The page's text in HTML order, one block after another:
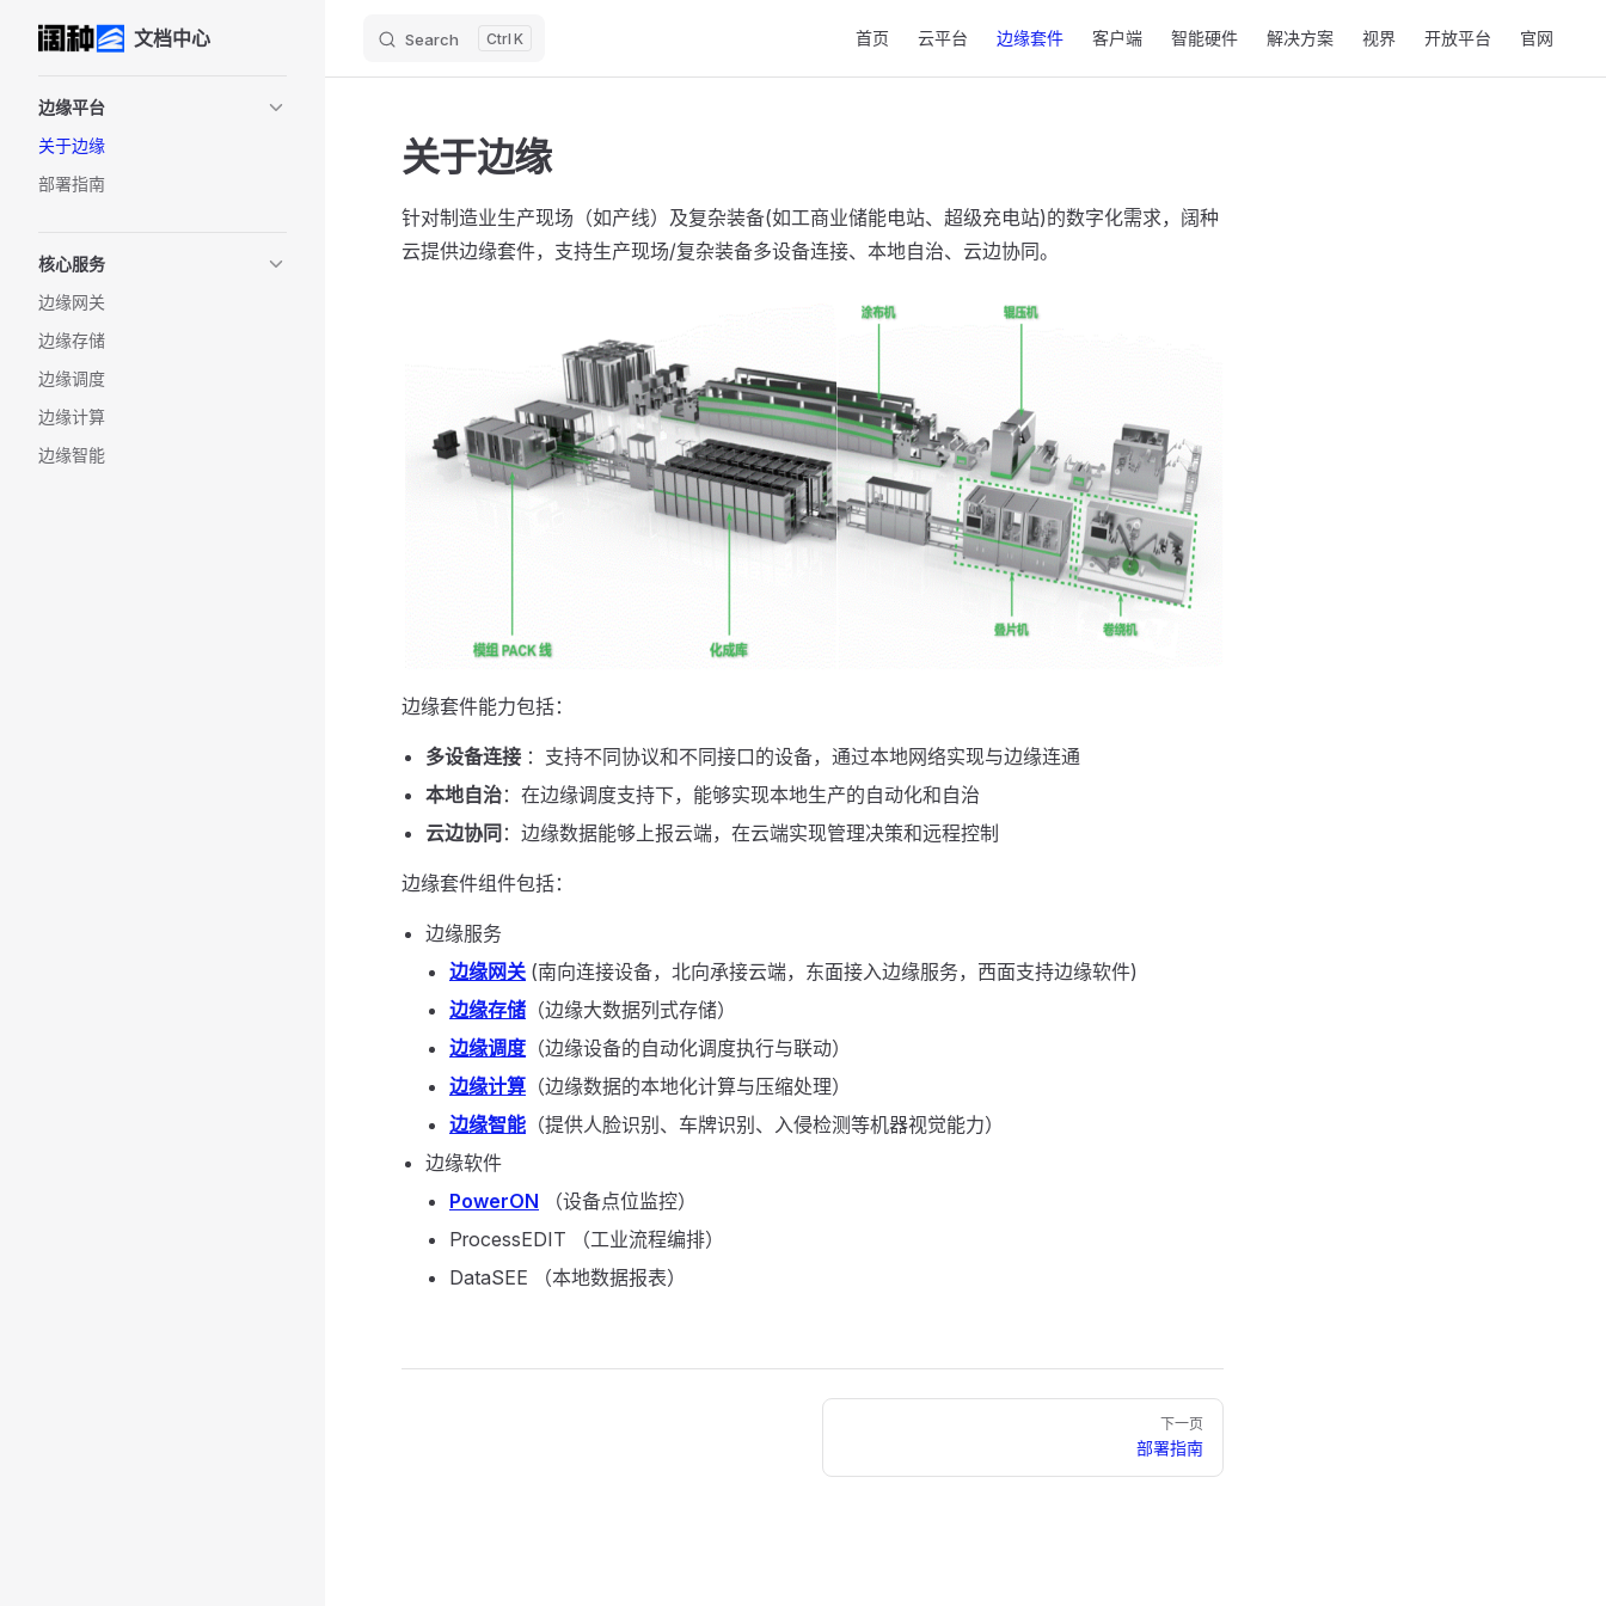
Skip to content文档中心 Search K 首页 云平台 边缘套件 客户端 智能硬件 解决方案 视界 开放平台 官网
边缘平台
关于边缘
部署指南
核心服务
边缘网关
边缘存储
边缘调度
边缘计算
边缘智能
关于边缘
针对制造业生产现场（如产线）及复杂装备(如工商业储能电站、超级充电站)的数字化需求，阔种
云提供边缘套件，支持生产现场/复杂装备多设备连接、本地自治、云边协同。
边缘套件能力包括：
多设备连接 ：支持不同协议和不同接口的设备，通过本地网络实现与边缘连通
本地自治：在边缘调度支持下，能够实现本地生产的自动化和自治
云边协同 ：边缘数据能够上报云端，在云端实现管理决策和远程控制
边缘套件组件包括：
边缘服务
边缘网关 (南向连接设备，北向承接云端，东面接入边缘服务，西面支持边缘软件)
边缘存储 （边缘大数据列式存储）
边缘调度 （边缘设备的自动化调度执行与联动）
边缘计算 （边缘数据的本地化计算与压缩处理）
边缘智能 （提供人脸识别、车牌识别、入侵检测等机器视觉能力）
边缘软件
PowerON （设备点位监控）
ProcessEDIT （工业流程编排）
DataSEE （本地数据报表）
下一页
部署指南